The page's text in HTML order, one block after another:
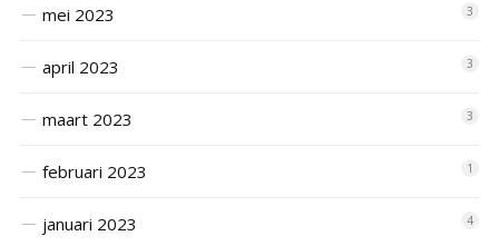
mei 2023 3
april 2023 3
maart 2023 3
februari 2023 1
januari 2023 4